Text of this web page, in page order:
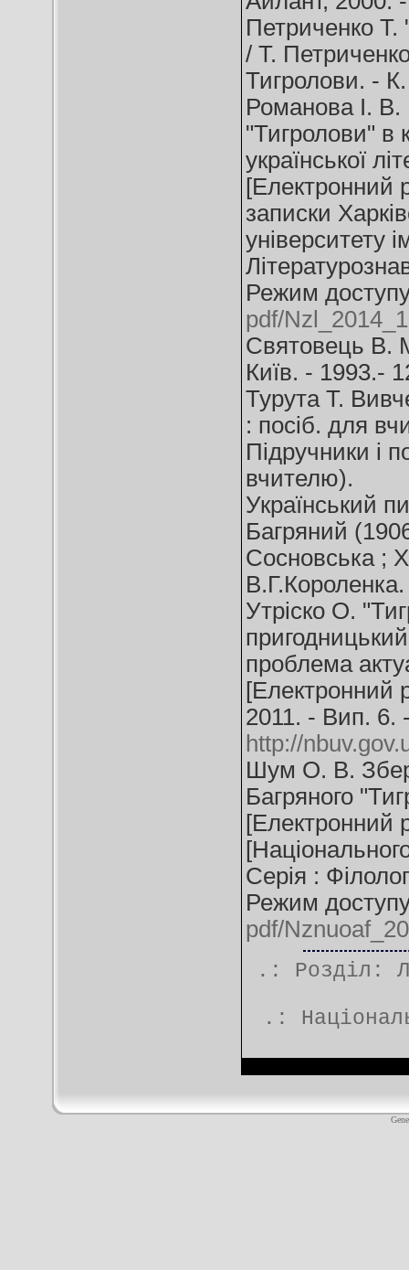
Петриченко Т.
/ Т.
Тигролови. -
Романова І. В.
"Тигролови" в
української
[Електронний
записки
університету
Режим
pdf/
Святовець В.
Київ. - 1993.-
Турута Т.
: посіб. для
Підручники і
вчителю).
Український
Багряний
Сосновська ;
Утріско О.
проблема
[Електронний
2011. - Вип. 6.
http://
Шум О. В.
Багряного
[Електронний
Серія :
Режим
pdf/
.: Розділ:
.: